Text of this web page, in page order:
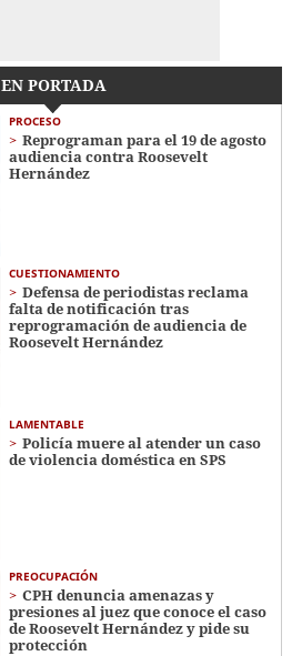
EN PORTADA
PROCESO
Reprograman para el 19 de agosto
audiencia contra Roosevelt
Hernández
CUESTIONAMIENTO
Defensa de periodistas reclama
falta de notificación tras
reprogramación de audiencia de
Roosevelt Hernández
LAMENTABLE
Policía muere al atender un caso
de violencia doméstica en SPS
PREOCUPACIÓN
CPH denuncia amenazas y
presiones al juez que conoce el caso
de Roosevelt Hernández y pide su
protección